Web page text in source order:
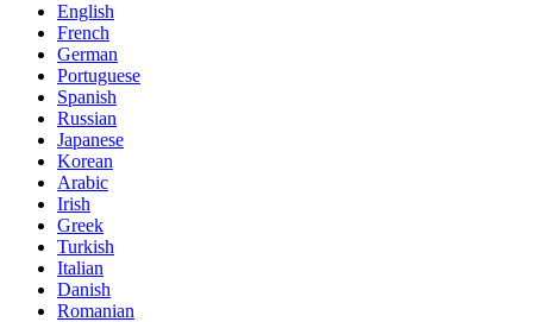
English
French
German
Portuguese
Spanish
Russian
Japanese
Korean
Arabic
Irish
Greek
Turkish
Italian
Danish
Romanian